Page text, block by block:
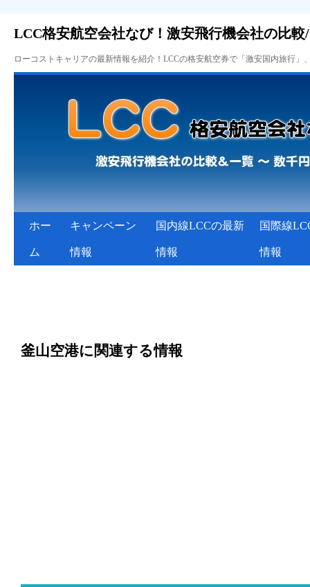
LCC格安航空会社なび！激安飛行機会社の比較
ローコストキャリアの最新情報を紹介！LCCの格安航空券で「激安国内旅行
ホー
ム
キャンペーン
情報
国内線LCCの最新
情報
国際線
情報
釜山空港に関連する情報